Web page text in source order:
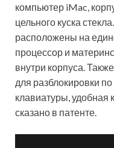
компьютер iMac,
цельного куска
расположены на
процессор и
внутри корпуса.
для разблокировки
клавиатуры, удобная
сказано в патенте.